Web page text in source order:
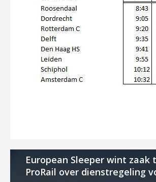
European Sleeper wint zaak
ProRail over dienstregeling